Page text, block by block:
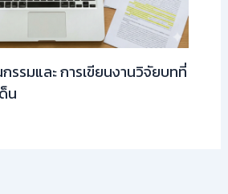
รมและ การเขียนงานวิจัยบทที่
น